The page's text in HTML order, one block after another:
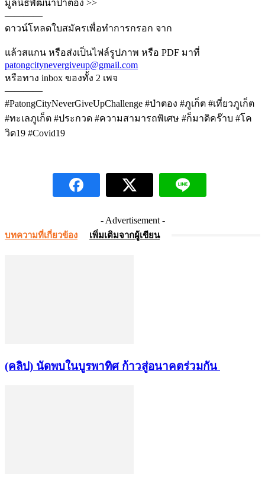
มูลนิธิพัฒนาป่าตอง >>
————
ดาวน์โหลดใบสมัครเพื่อทำการกรอก จาก
แล้วสแกน หรือส่งเป็นไฟล์รูปภาพ หรือ PDF มาที่
patongcitynevergiveup@gmail.com
หรือทาง inbox ของทั้ง 2 เพจ
————
#PatongCityNeverGiveUpChallenge #ป่าตอง #ภูเก็ต #เที่ยวภูเก็ต
#ทะเลภูเก็ต #ประกวด #ความสามารถพิเศษ #ก็มาดิคร๊าบ #โค
วิด19 #Covid19
- Advertisement -
บทความที่เกี่ยวข้อง เพิ่มเติมจากผู้เขียน
(คลิป) นัดพบในบูรพาทิศ ก้าวสู่อนาคตร่วมกัน